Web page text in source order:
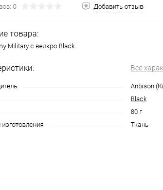
0 Добавить отзыв
товара:
Military с велкро Black
Все
Anbison
Black
80 г
Ткань